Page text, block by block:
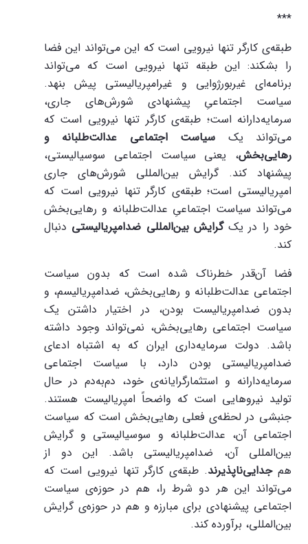
***
طبقه‌ی کارگر تنها نیرویی است که این می‌تواند این فضا
را بشکند: این طبقه تنها نیرویی است که می‌تواند
برنامه‌ای غیربورژوایی و غیرامپریالیستی پیش بنهد.
سیاست اجتماعیِ پیشنهادی شورش‌های جاری،
سرمایه‌دارانه است؛ طبقه‌ی کارگر تنها نیرویی است که
می‌تواند یک سیاست اجتماعی عدالت‌طلبانه و
رهایی‌بخش، یعنی سیاست اجتماعی سوسیالیستی،
پیشنهاد کند. گرایش بین‌المللی شورش‌های جاری
امپریالیستی است؛ طبقه‌ی کارگر تنها نیرویی است که
می‌تواند سیاست اجتماعیِ عدالت‌طلبانه و رهایی‌بخش
خود را در یکگرایش بین‌المللی ضدامپریالیستی دنبال
کند.
فضا آن‌قدر خطرناک شده است که بدون سیاست
اجتماعی عدالت‌طلبانه و رهایی‌بخش، ضدامپریالیسم، و
بدون ضدامپریالیست بودن، در اختیار داشتن یک
سیاست اجتماعی رهایی‌بخش، نمی‌تواند وجود داشته
باشد.‌ دولت سرمایه‌داری ایران که به اشتباه ادعای
ضدامپریالیستی بودن دارد، با سیاست اجتماعی
سرمایه‌دارانه و استثمارگرایانه‌ی خود، دم‌به‌دم در حال
تولید نیروهایی است که واضحاً امپریالیست هستند.
جنبشی در لحظه‌ی فعلی رهایی‌بخش است که سیاست
اجتماعی آن، عدالت‌طلبانه و سوسیالیستی و گرایش
بین‌المللی آن، ضدامپریالیستی باشد. این دو از
همجدایی‌ناپذیرند. طبقه‌ی کارگر تنها نیرویی است که
می‌تواند این هر دو شرط را، هم در حوزه‌ی سیاست
اجتماعی پیشنهادی برای مبارزه و هم در حوزه‌ی گرایش
بین‌المللی، برآورده کند.